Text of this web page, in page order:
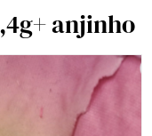
anjinho